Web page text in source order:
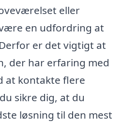
eller
en udfordring at
er det vigtigt at
der har erfaring med
at kontakte flere
sikre dig, at du
løsning til den mest